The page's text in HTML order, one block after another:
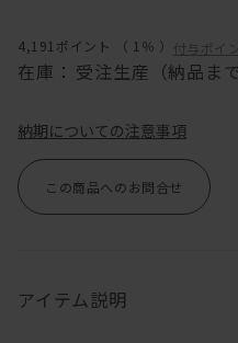
4,191ポイント （ 1％ ） 付与ポイ
在庫： 受注生産（納品ま
納期についての注意事項
この商品へのお問合せ
アイテム説明